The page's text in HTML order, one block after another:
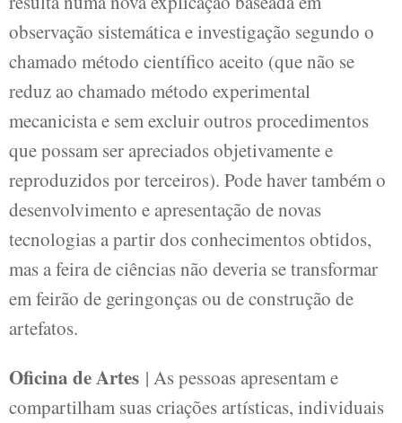
observação sistemática e investigação segundo o
chamado método científico aceito (que não se
reduz ao chamado método experimental
mecanicista e sem excluir outros procedimentos
que possam ser apreciados objetivamente e
reproduzidos por terceiros). Pode haver também o
desenvolvimento e apresentação de novas
tecnologias a partir dos conhecimentos obtidos,
mas a feira de ciências não deveria se transformar
em feirão de geringonças ou de construção de
artefatos.
Oficina de Artes | As pessoas apresentam e
compartilham suas criações artísticas, individuais